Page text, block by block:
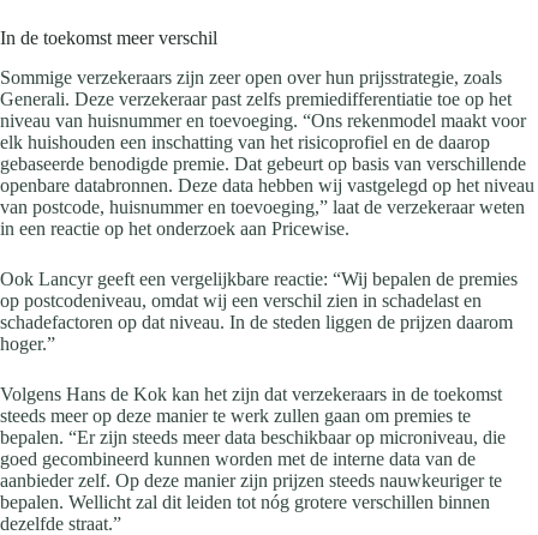
In de toekomst meer verschil
Sommige verzekeraars zijn zeer open over hun prijsstrategie, zoals
Generali. Deze verzekeraar past zelfs premiedifferentiatie toe op het
niveau van huisnummer en toevoeging. “Ons rekenmodel maakt voor
elk huishouden een inschatting van het risicoprofiel en de daarop
gebaseerde benodigde premie. Dat gebeurt op basis van verschillende
openbare databronnen. Deze data hebben wij vastgelegd op het niveau
van postcode, huisnummer en toevoeging,” laat de verzekeraar weten
in een reactie op het onderzoek aan Pricewise.
Ook Lancyr geeft een vergelijkbare reactie: “Wij bepalen de premies
op postcodeniveau, omdat wij een verschil zien in schadelast en
schadefactoren op dat niveau. In de steden liggen de prijzen daarom
hoger.”
Volgens Hans de Kok kan het zijn dat verzekeraars in de toekomst
steeds meer op deze manier te werk zullen gaan om premies te
bepalen. “Er zijn steeds meer data beschikbaar op microniveau, die
goed gecombineerd kunnen worden met de interne data van de
aanbieder zelf. Op deze manier zijn prijzen steeds nauwkeuriger te
bepalen. Wellicht zal dit leiden tot nóg grotere verschillen binnen
dezelfde straat.”